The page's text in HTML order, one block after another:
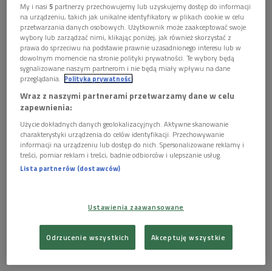
Prognozy przeważnie opiera się o aktualne trendy i często są
następnym etapem ich rozwoju. Rok 2013 minął pod
wpływem powszechnego zaakceptowania mobilnych
rozwiązań w codziennej praktyce biznesowej. BYOD zamieniło
się w BYOX, czyli pracownicy nie tylko korzystają służbowo
ze swoich urządzeń, ale także z własnych aplikacji czy
systemów, a działy IT są już gotowe na spełnienie „pragnień”
użytkowników z zachowaniem bezpieczeństwa IT organizacji.
Okrzepła już również technologia Big Data w komunikacji dla
przedsiębiorstw. Powyższe trendy mają przełożenie na
Poniżej 5 głównych trendów komunikacyjnych na 2014 r.
wskazanych przez ekspertów Unify.
„Wirtualna” prywatna chmura
My i nasi5 partnerzy przechowujemy lub uzyskujemy dostęp do informacji
na urządzeniu, takich jak unikalne identyfikatory w plikach cookie w celu
przetwarzania danych osobowych. Użytkownik może zaakceptować swoje
wybory lub zarządzać nimi, klikając poniżej, jak również skorzystać z
prawa do sprzeciwu na podstawie prawnie uzasadnionego interesu lub w
dowolnym momencie na stronie polityki prywatności. Te wybory będą
sygnalizowane naszym partnerom i nie będą miały wpływu na dane
przeglądania. Polityka prywatności
Wraz z naszymi partnerami przetwarzamy dane w celu
zapewnienia:
Użycie dokładnych danych geolokalizacyjnych. Aktywne skanowanie
charakterystyki urządzenia do celów identyfikacji. Przechowywanie
informacji na urządzeniu lub dostęp do nich. Spersonalizowane reklamy i
treści, pomiar reklam i treści, badnie odbiorców i ulepszanie usług.
Lista partnerów (dostawców)
Ustawienia zaawansowane
Odrzucenie wszystkich Akceptuję wszystkie